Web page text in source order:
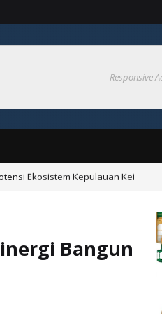
Responsive
Langgur
Bangun